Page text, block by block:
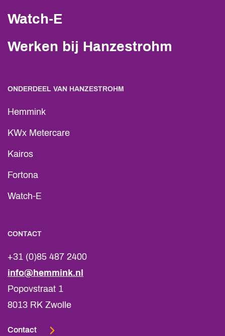
Watch-E
Werken bij Hanzestrohm
ONDERDEEL VAN HANZESTROHM
Hemmink
KWx Metercare
Kairos
Fortona
Watch-E
CONTACT
+31 (0)85 487 2400
info@hemmink.nl
Popovstraat 1
8013 RK Zwolle
Contact